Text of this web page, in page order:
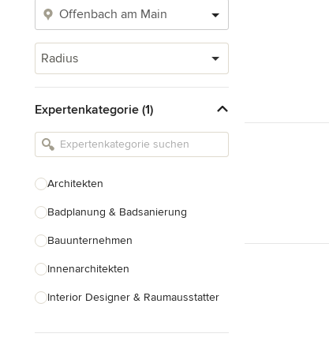
Radius
Expertenkategorie (1)
Architekten
Badplanung & Badsanierung
Bauunternehmen
Innenarchitekten
Interior Designer & Raumausstatter